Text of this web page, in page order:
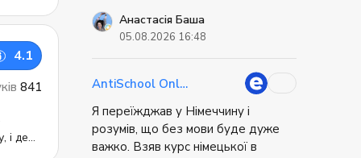
– для
до
без
не
4.1
841
і де
Анастасія Баша
05.08.2026 16:48
AntiSchool Online
Я переїжджав у Німеччину і
розумів, що без мови буде дуже
важко. Взяв курс німецької в